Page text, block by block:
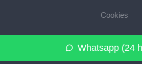
Whatsapp (24
Cookies
© 2026 pavimentoindustrial.pro ·
industriales de su provincia ·